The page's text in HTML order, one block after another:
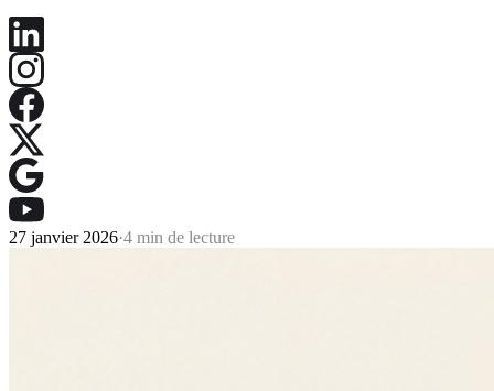
27 janvier 2026·4 min de lecture